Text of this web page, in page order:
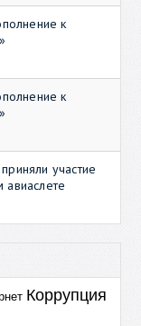
к
к
участие
авиаслете
Коррупция